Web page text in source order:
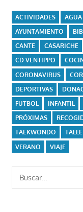
ACTIVIDADES AGUA
AYUNTAMIENTO
CANTE
CASARICHE
CD VENTIPPO
CORONAVIRUS
DEPORTIVAS
FUTBOL
INFANTIL
PRÓXIMAS
TAEKWONDO
VERANO
VIAJE